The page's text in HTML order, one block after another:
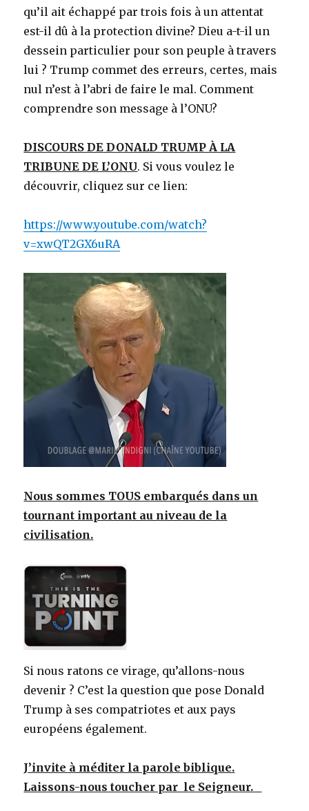
qu’il ait échappé par trois fois à un attentat
est-il dû à la protection divine? Dieu a-t-il un
dessein particulier pour son peuple à travers
lui ? Trump commet des erreurs, certes, mais
nul n’est à l’abri de faire le mal. Comment
comprendre son message à l’ONU?
DISCOURS DE DONALD TRUMP À LA
TRIBUNE DE L’ONU. Si vous voulez le
découvrir, cliquez sur ce lien:
https://www.youtube.com/watch?
v=xwQT2GX6uRA
Nous sommes TOUS embarqués dans un
tournant important au niveau de la
civilisation.
Si nous ratons ce virage, qu’allons-nous
devenir ? C’est la question que pose Donald
Trump à ses compatriotes et aux pays
européens également.
J’invite à méditer la parole biblique.
Laissons-nous toucher par le Seigneur.